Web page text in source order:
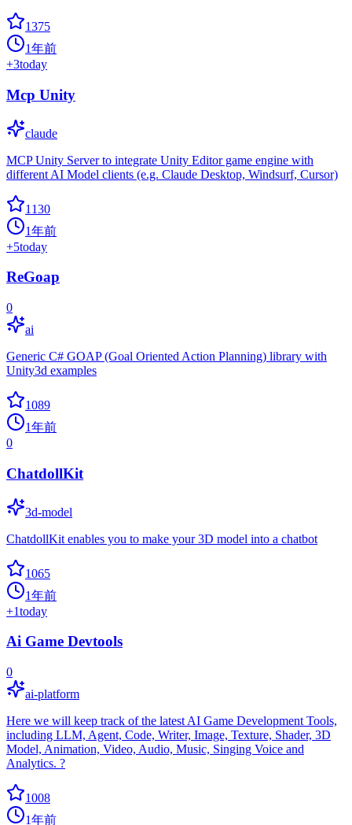
1375
1年前
+3today
Mcp Unity
claude
MCP Unity Server to integrate Unity Editor game engine with
different AI Model clients (e.g. Claude Desktop, Windsurf, Cursor)
1130
1年前
+5today
ReGoap
0
ai
Generic C# GOAP (Goal Oriented Action Planning) library with
Unity3d examples
1089
1年前
0
ChatdollKit
3d-model
ChatdollKit enables you to make your 3D model into a chatbot
1065
1年前
+1today
Ai Game Devtools
0
ai-platform
Here we will keep track of the latest AI Game Development Tools,
including LLM, Agent, Code, Writer, Image, Texture, Shader, 3D
Model, Animation, Video, Audio, Music, Singing Voice and
Analytics. ?
1008
1年前